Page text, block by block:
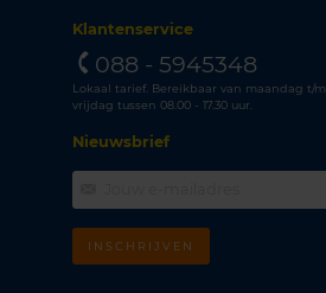
Klantenservice
088 - 5945348
Lokaal tarief. Bereikbaar van maandag t/m
vrijdag tussen 08.00 - 17.30 uur.
Nieuwsbrief
INSCHRIJVEN